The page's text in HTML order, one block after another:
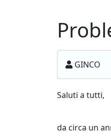
GINCO
Saluti a tutti,
da circa un